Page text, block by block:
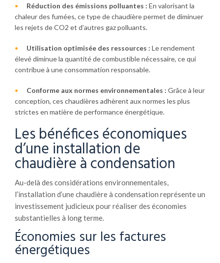
Réduction des émissions polluantes : En valorisant la
chaleur des fumées, ce type de chaudière permet de diminuer
les rejets de CO2 et d’autres gaz polluants.
Utilisation optimisée des ressources : Le rendement
élevé diminue la quantité de combustible nécessaire, ce qui
contribue à une consommation responsable.
Conforme aux normes environnementales : Grâce à leur
conception, ces chaudières adhèrent aux normes les plus
strictes en matière de performance énergétique.
Les bénéfices économiques
d’une installation de
chaudière à condensation
Au-delà des considérations environnementales,
l’installation d’une chaudière à condensation représente un
investissement judicieux pour réaliser des économies
substantielles à long terme.
Économies sur les factures
énergétiques